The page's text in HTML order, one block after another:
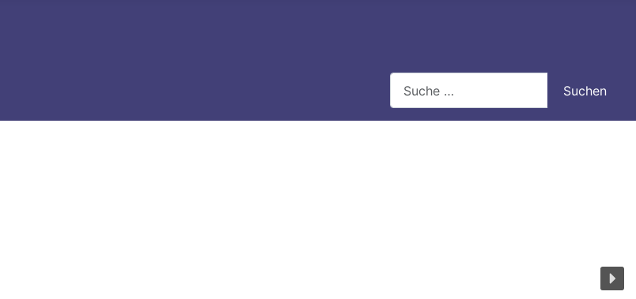
Type 2 or more characters for results.
Suchen